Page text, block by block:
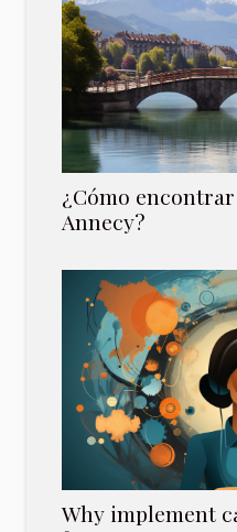
¿Cómo
Annecy?
Why implement